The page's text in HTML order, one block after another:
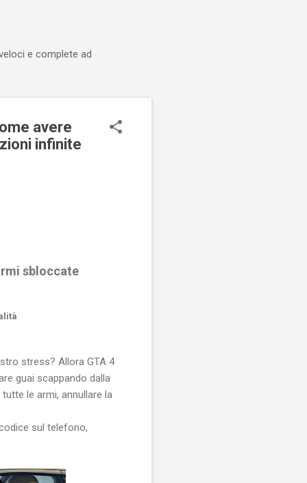
e complete ad
avere
infinite
sbloccate
stress? Allora GTA 4
guai scappando dalla
le armi, annullare la
sul telefono,